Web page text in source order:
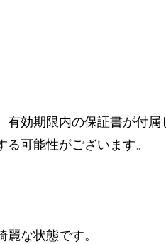
有効期限内の保証書が付
可能性がございます。
な状態です。